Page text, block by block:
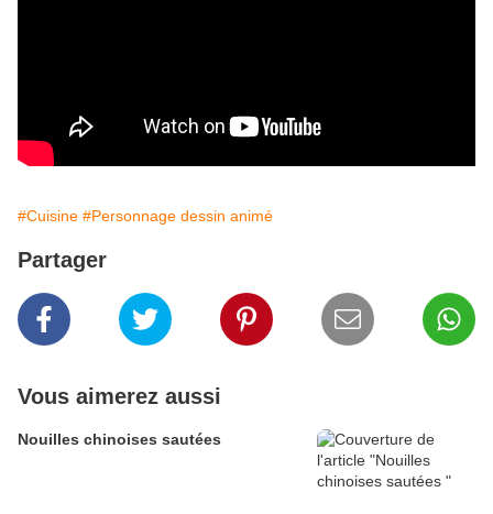
#Cuisine #Personnage dessin animé
Partager
Vous aimerez aussi
Nouilles chinoises sautées